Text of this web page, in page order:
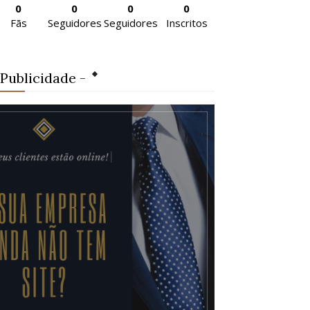
0
Fãs
0
Seguidores
0
Seguidores
0
Inscritos
-